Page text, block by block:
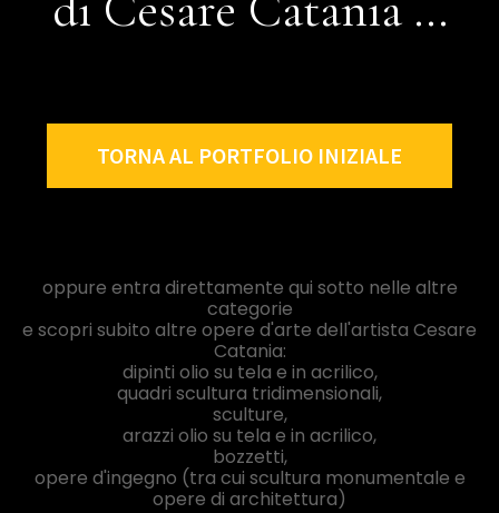
TORNA AL PORTFOLIO INIZIALE
oppure entra direttamente qui sotto nelle altre
categorie
e scopri subito altre opere d'arte dell'artista Cesare
Catania:
dipinti olio su tela e in acrilico,
quadri scultura tridimensionali,
sculture,
arazzi olio su tela e in acrilico,
bozzetti,
opere d'ingegno (tra cui scultura monumentale e
opere di architettura)